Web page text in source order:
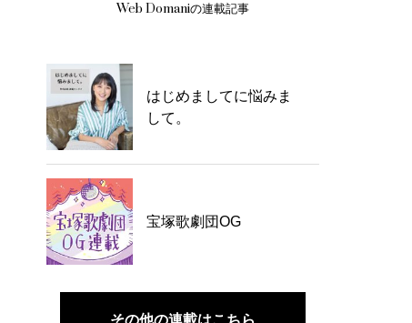
Web Domaniの連載記事
はじめましてに悩みま
して。
宝塚歌劇団OG
その他の連載はこちら